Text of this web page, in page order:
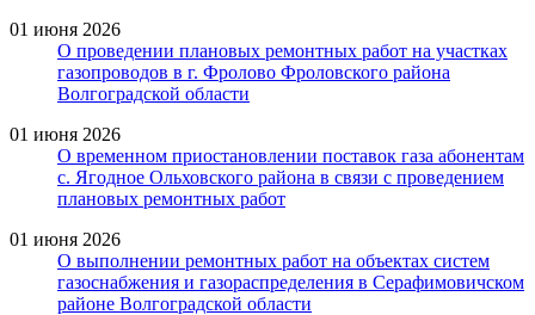
01 июня 2026
О проведении плановых ремонтных работ на участках
газопроводов в г. Фролово Фроловского района
Волгоградской области
01 июня 2026
О временном приостановлении поставок газа абонентам
с. Ягодное Ольховского района в связи с проведением
плановых ремонтных работ
01 июня 2026
О выполнении ремонтных работ на объектах систем
газоснабжения и газораспределения в Серафимовичском
районе Волгоградской области